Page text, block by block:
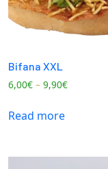
Bifana XXL
6,00€ – 9,90€
Read more